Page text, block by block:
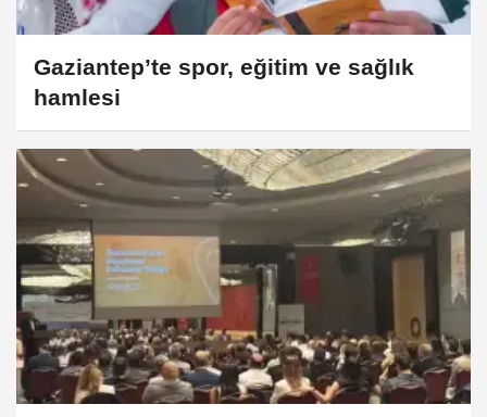
Gaziantep’te spor, eğitim ve sağlık
hamlesi